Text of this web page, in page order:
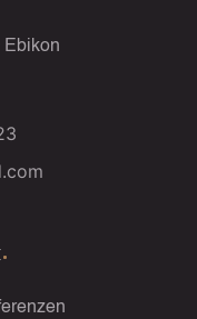
Ebikon